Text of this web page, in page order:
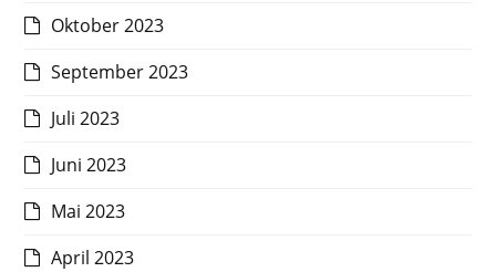
Oktober 2023
September 2023
Juli 2023
Juni 2023
Mai 2023
April 2023